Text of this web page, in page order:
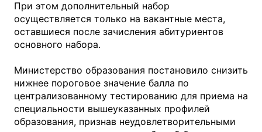
При этом дополнительный набор
осуществляется только на вакантные места,
оставшиеся после зачисления абитуриентов
основного набора.
Министерство образования постановило снизить
нижнее пороговое значение балла по
централизованному тестированию для приема на
специальности вышеуказанных профилей
образования, признав неудовлетворительными